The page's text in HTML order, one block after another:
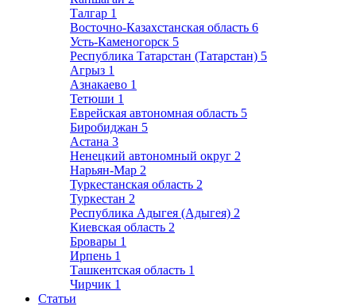
Талгар 1
Восточно-Казахстанская область 6
Усть-Каменогорск 5
Республика Татарстан (Татарстан) 5
Агрыз 1
Азнакаево 1
Тетюши 1
Еврейская автономная область 5
Биробиджан 5
Астана 3
Ненецкий автономный округ 2
Нарьян-Мар 2
Туркестанская область 2
Туркестан 2
Республика Адыгея (Адыгея) 2
Киевская область 2
Бровары 1
Ирпень 1
Ташкентская область 1
Чирчик 1
Статьи